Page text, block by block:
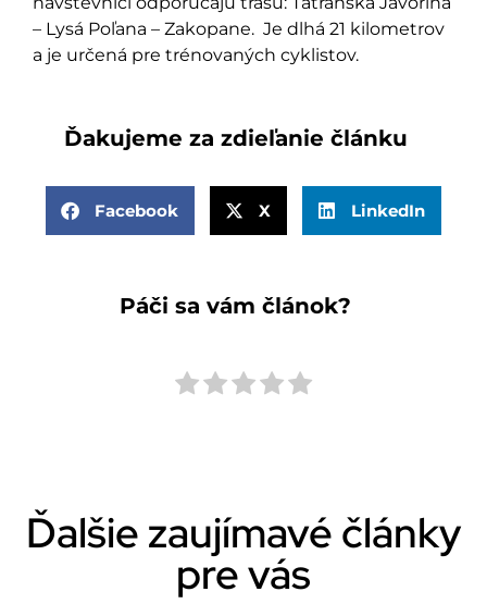
– Lysá Poľana – Zakopane. Je dlhá 21 kilometrov
a je určená pre trénovaných cyklistov.
Ďakujeme za zdieľanie článku
Facebook X LinkedIn
Páči sa vám článok?
Ďalšie zaujímavé články
pre vás